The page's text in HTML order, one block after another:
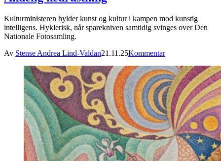
Kulturministeren hylder kunst og kultur i kampen mod kunstig
intelligens. Hyklerisk, når sparekniven samtidig svinges over Den
Nationale Fotosamling.
Av Stense Andrea Lind-Valdan21.11.25Kommentar